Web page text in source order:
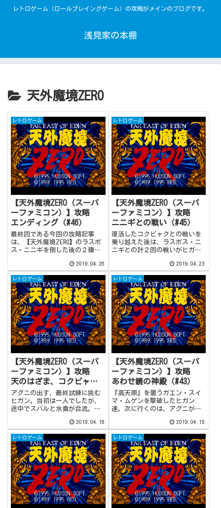
レトロゲーム（ロールプレイングゲーム）の攻略がメインのブログです。
浅見家の本棚
天外魔境ZERO
レトロゲーム
【天外魔境ZERO（スーパ
ーファミコン）】攻略
エンディング（#46）
最終回である今回の攻略記事
は、【天外魔境ZERO】のラスボ
ス・ニニギを倒した後の２種類
分岐点は、ニニギ討伐後に現れ
る永遠の火から与えられる選択
肢。ここで『ジパング』の新た
な王になるか否かで、エンディ
ングが変わってきます。感動の
フィナーレを、どうぞご覧あ
れ！
2019.04.26
レトロゲーム
【天外魔境ZERO（スーパ
ーファミコン）】攻略
ニニギとの戦い（#45）
復活したコクビャクとの戦いを
乗り越えた後は、ラスボス・ニ
ニギとの計２回の戦いがヒガン
城』と『地獄門』におけるニニ
ギとの大激戦の後には、永遠の
火が登場。ヒガンが『ジパン
グ』の王になるか否かで、本作
には２種類のエンディングが用
意されています。あなたの選択
は…？
2019.04.23
レトロゲーム
【天外魔境ZERO（スーパ
ーファミコン）】攻略
天のはざま、コクビャク
との戦い（#44）
アグニの出す、最終試練に挑む
ヒガン。当初は一人でしたが、
途中でスバルと水貴が合流。ア
の剣』へと生まれ変わり、ニニ
ギを倒す力を得ます。『高天原
大社』へと戻ったヒガン。ニニ
ギの下へ向かおうとしたその
時、倒したはずのコクビャクが
突如その姿を現します。
2019.04.18
レトロゲーム
【天外魔境ZERO（スーパ
ーファミコン）】攻略
あわせ鏡の神殿（#43）
『高天原』を襲うガエン・スイ
マ・ムゲンを撃破したヒガン
達。次に行くのは、アグニが祀
『高天原大社』は、一足先に向
かったコクビャクによって危機
に晒されています。一方、『か
がみ村』では普段は絶対に会う
ことができないテンジンと水貴
の再会イベントを体験すること
が可能です。
2019.04.15
レトロゲーム レトロゲーム